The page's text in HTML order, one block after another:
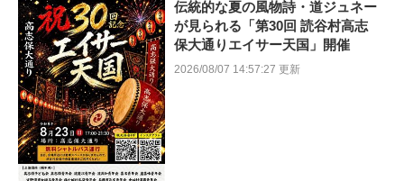
伝統的な夏の風物詩・道ジュネー
が見られる「第30回 読谷村高志
保大通りエイサー天国」開催
2026/08/07 14:57:27 更新